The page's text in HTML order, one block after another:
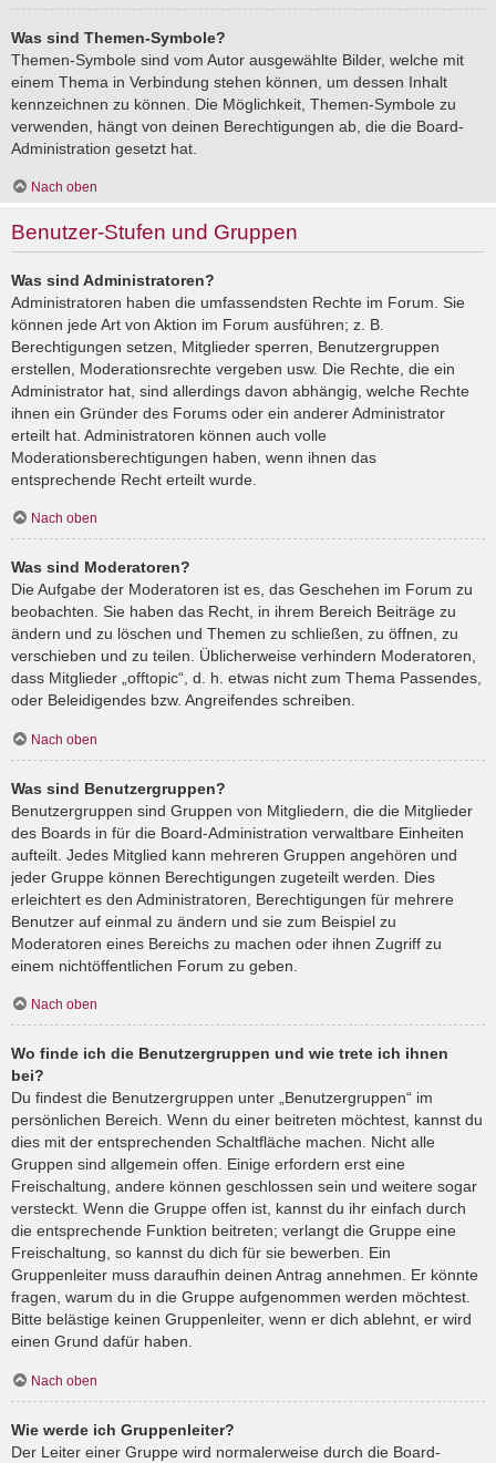
Was sind Themen-Symbole?
Themen-Symbole sind vom Autor ausgewählte Bilder, welche mit
einem Thema in Verbindung stehen können, um dessen Inhalt
kennzeichnen zu können. Die Möglichkeit, Themen-Symbole zu
verwenden, hängt von deinen Berechtigungen ab, die die Board-
Administration gesetzt hat.
Nach oben
Benutzer-Stufen und Gruppen
Was sind Administratoren?
Administratoren haben die umfassendsten Rechte im Forum. Sie
können jede Art von Aktion im Forum ausführen; z. B.
Berechtigungen setzen, Mitglieder sperren, Benutzergruppen
erstellen, Moderationsrechte vergeben usw. Die Rechte, die ein
Administrator hat, sind allerdings davon abhängig, welche Rechte
ihnen ein Gründer des Forums oder ein anderer Administrator
erteilt hat. Administratoren können auch volle
Moderationsberechtigungen haben, wenn ihnen das
entsprechende Recht erteilt wurde.
Nach oben
Was sind Moderatoren?
Die Aufgabe der Moderatoren ist es, das Geschehen im Forum zu
beobachten. Sie haben das Recht, in ihrem Bereich Beiträge zu
ändern und zu löschen und Themen zu schließen, zu öffnen, zu
verschieben und zu teilen. Üblicherweise verhindern Moderatoren,
dass Mitglieder „offtopic“, d. h. etwas nicht zum Thema Passendes,
oder Beleidigendes bzw. Angreifendes schreiben.
Nach oben
Was sind Benutzergruppen?
Benutzergruppen sind Gruppen von Mitgliedern, die die Mitglieder
des Boards in für die Board-Administration verwaltbare Einheiten
aufteilt. Jedes Mitglied kann mehreren Gruppen angehören und
jeder Gruppe können Berechtigungen zugeteilt werden. Dies
erleichtert es den Administratoren, Berechtigungen für mehrere
Benutzer auf einmal zu ändern und sie zum Beispiel zu
Moderatoren eines Bereichs zu machen oder ihnen Zugriff zu
einem nichtöffentlichen Forum zu geben.
Nach oben
Wo finde ich die Benutzergruppen und wie trete ich ihnen
bei?
Du findest die Benutzergruppen unter „Benutzergruppen“ im
persönlichen Bereich. Wenn du einer beitreten möchtest, kannst du
dies mit der entsprechenden Schaltfläche machen. Nicht alle
Gruppen sind allgemein offen. Einige erfordern erst eine
Freischaltung, andere können geschlossen sein und weitere sogar
versteckt. Wenn die Gruppe offen ist, kannst du ihr einfach durch
die entsprechende Funktion beitreten; verlangt die Gruppe eine
Freischaltung, so kannst du dich für sie bewerben. Ein
Gruppenleiter muss daraufhin deinen Antrag annehmen. Er könnte
fragen, warum du in die Gruppe aufgenommen werden möchtest.
Bitte belästige keinen Gruppenleiter, wenn er dich ablehnt, er wird
einen Grund dafür haben.
Nach oben
Wie werde ich Gruppenleiter?
Der Leiter einer Gruppe wird normalerweise durch die Board-